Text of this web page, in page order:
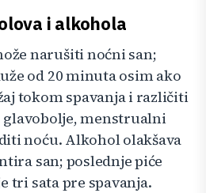
i alkohola
narušiti noćni san;
od 20 minuta osim ako
tokom spavanja i različiti
menstrualni
noću. Alkohol olakšava
san; poslednje piće
tri sata pre spavanja.